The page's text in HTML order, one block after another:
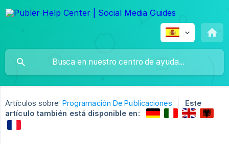
Artículos sobre: Programación De Publicaciones
Este
artículo también está disponible en: